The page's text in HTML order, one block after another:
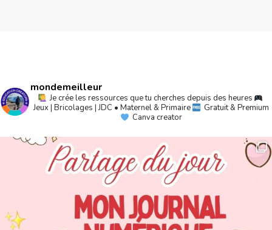
mondemeilleur
Je crée les ressources que tu cherches depuis des heures
Jeux | Bricolages | JDC • Maternel & Primaire
Gratuit & Premium
Canva creator